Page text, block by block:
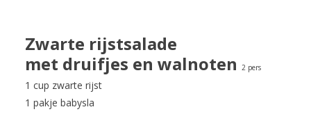
Zwarte rijstsalade
met druifjes en walnoten 2 pers
1 cup zwarte rijst
1 pakje babysla